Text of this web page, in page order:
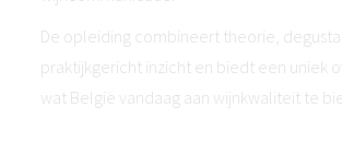
De opleiding combineert theorie,
praktijkgericht inzicht en biedt een uniek
wat België vandaag aan wijnkwaliteit te